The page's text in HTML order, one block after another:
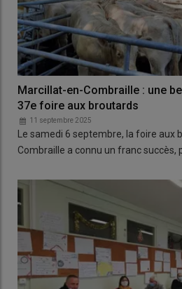
Marcillat-en-Combraille : une
37e foire aux broutards
11 septembre 2025
Le samedi 6 septembre, la foire aux
Combraille a connu un franc succès,